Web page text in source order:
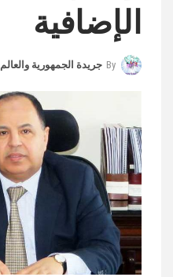
الإضافية
By جريدة الجمهورية والعالم